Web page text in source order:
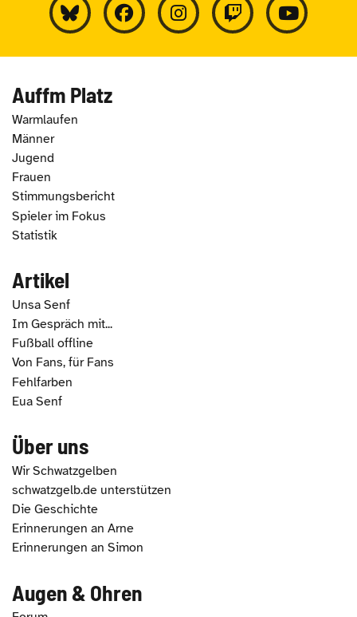
Auffm Platz
Warmlaufen
Männer
Jugend
Frauen
Stimmungsbericht
Spieler im Fokus
Statistik
Artikel
Unsa Senf
Im Gespräch mit...
Fußball offline
Von Fans, für Fans
Fehlfarben
Eua Senf
Über uns
Wir Schwatzgelben
schwatzgelb.de unterstützen
Die Geschichte
Erinnerungen an Arne
Erinnerungen an Simon
Augen & Ohren